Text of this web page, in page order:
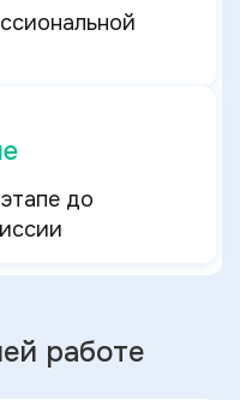
до
работе